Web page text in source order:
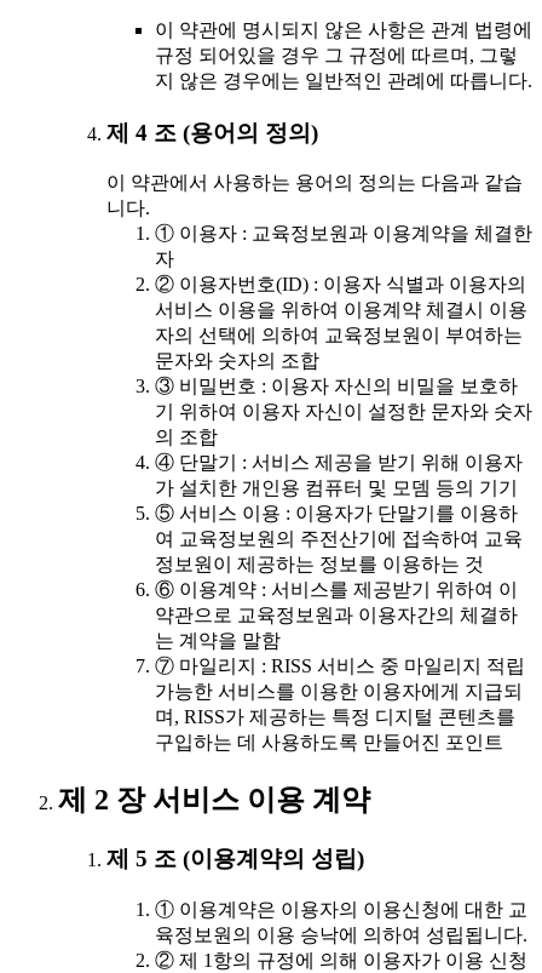
이 약관에 명시되지 않은 사항은 관계 법령에
규정 되어있을 경우 그 규정에 따르며, 그렇
지 않은 경우에는 일반적인 관례에 따릅니다.
제 4 조 (용어의 정의)
이 약관에서 사용하는 용어의 정의는 다음과 같습
니다.
① 이용자 : 교육정보원과 이용계약을 체결한
자
② 이용자번호(ID) : 이용자 식별과 이용자의
서비스 이용을 위하여 이용계약 체결시 이용
자의 선택에 의하여 교육정보원이 부여하는
문자와 숫자의 조합
③ 비밀번호 : 이용자 자신의 비밀을 보호하
기 위하여 이용자 자신이 설정한 문자와 숫자
의 조합
④ 단말기 : 서비스 제공을 받기 위해 이용자
가 설치한 개인용 컴퓨터 및 모뎀 등의 기기
⑤ 서비스 이용 : 이용자가 단말기를 이용하
여 교육정보원의 주전산기에 접속하여 교육
정보원이 제공하는 정보를 이용하는 것
⑥ 이용계약 : 서비스를 제공받기 위하여 이
약관으로 교육정보원과 이용자간의 체결하
는 계약을 말함
⑦ 마일리지 : RISS 서비스 중 마일리지 적립
가능한 서비스를 이용한 이용자에게 지급되
며, RISS가 제공하는 특정 디지털 콘텐츠를
구입하는 데 사용하도록 만들어진 포인트
제 2 장 서비스 이용 계약
제 5 조 (이용계약의 성립)
① 이용계약은 이용자의 이용신청에 대한 교
육정보원의 이용 승낙에 의하여 성립됩니다.
② 제 1항의 규정에 의해 이용자가 이용 신청